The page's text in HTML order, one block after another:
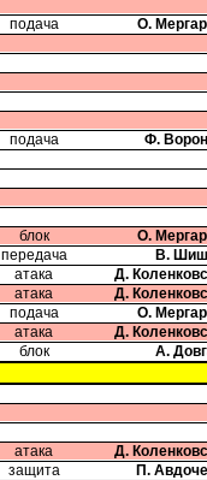
подача О.
подача Ф.
блок О.
передача В.
атака Д.
атака Д.
подача О.
атака Д.
блок А.
атака Д.
защита П.